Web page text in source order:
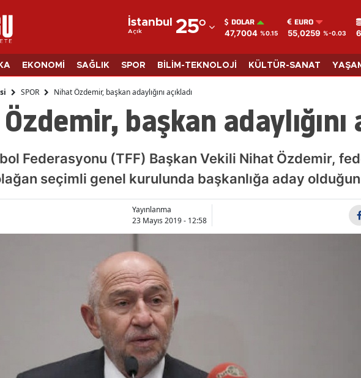
İstanbul
Açık 25°
Adana
Adıyaman
Afyonkarahisar
Amasya
Ankara
Antalya
Artvin
Aydın
Balıkesir
Bilecik
Bingöl
Bitlis
Bolu
DOLAR
47,7004 %0.15
EURO
55,0259 %-0.03
EKONOMİ SAĞLIK SPOR BİLİM-TEKNOLOJİ KÜLTÜR-SANAT
SPOR Nihat Özdemir, başkan adaylığını açıkladı
başkan adaylığını
Federasyonu (TFF) Başkan Vekili Nihat Özdemir,
seçimli genel kurulunda başkanlığa aday
Yayınlanma
23 Mayıs 2019 - 12:58
Sıla'dan ilk
buluşma itirafı:
Valizle gitme
2 günlük yasak